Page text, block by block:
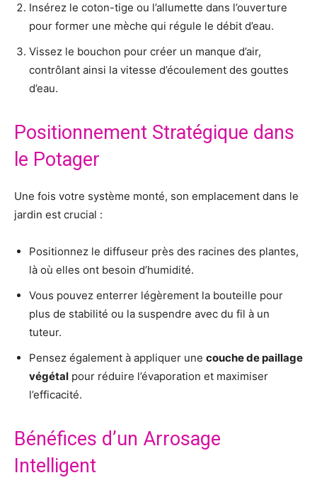
Insérez le coton-tige ou l’allumette dans l’ouverture
pour former une mèche qui régule le débit d’eau.
Vissez le bouchon pour créer un manque d’air,
contrôlant ainsi la vitesse d’écoulement des gouttes
d’eau.
Positionnement Stratégique dans
le Potager
Une fois votre système monté, son emplacement dans le
jardin est crucial :
Positionnez le diffuseur près des racines des plantes,
là où elles ont besoin d’humidité.
Vous pouvez enterrer légèrement la bouteille pour
plus de stabilité ou la suspendre avec du fil à un
tuteur.
Pensez également à appliquer une couche de paillage
végétal pour réduire l’évaporation et maximiser
l’efficacité.
Bénéfices d’un Arrosage
Intelligent